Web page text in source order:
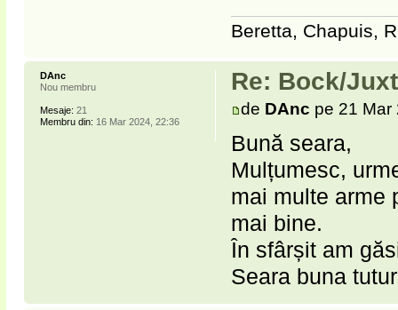
Beretta, Chapuis,
Re: Bock/
de DAnc pe 21 Mar
Bună seara,
Mulțumesc,
mai multe arme
mai bine.
În sfârșit am
Seara buna
DAnc
Nou membru
Mesaje: 21
Membru din: 16 Mar 2024, 22:36